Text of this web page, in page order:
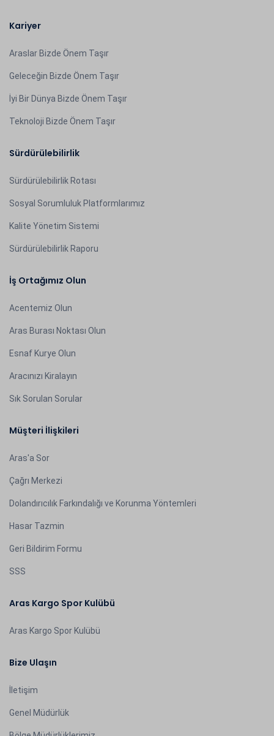
Kariyer
Araslar Bizde Önem Taşır
Geleceğin Bizde Önem Taşır
İyi Bir Dünya Bizde Önem Taşır
Teknoloji Bizde Önem Taşır
Sürdürülebilirlik
Sürdürülebilirlik Rotası
Sosyal Sorumluluk Platformlarımız
Kalite Yönetim Sistemi
Sürdürülebilirlik Raporu
İş Ortağımız Olun
Acentemiz Olun
Aras Burası Noktası Olun
Esnaf Kurye Olun
Aracınızı Kiralayın
Sık Sorulan Sorular
Müşteri İlişkileri
Aras'a Sor
Çağrı Merkezi
Dolandırıcılık Farkındalığı ve Korunma Yöntemleri
Hasar Tazmin
Geri Bildirim Formu
SSS
Aras Kargo Spor Kulübü
Aras Kargo Spor Kulübü
Bize Ulaşın
İletişim
Genel Müdürlük